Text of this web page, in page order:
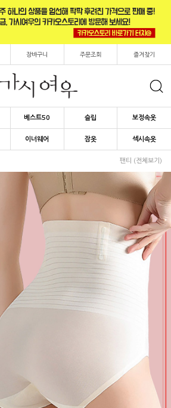
장바구니 주문조회 즐겨찾기
베스트50 슬립 보정속옷
이너웨어 잠옷 섹시속옷
팬티 (전체보기)